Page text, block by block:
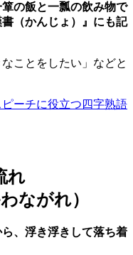
の飯と一瓢の飲み物で
（かんじょ）』にも記
ことをしたい」などと
ピーチに役立つ四字熟語
れ
ながれ）
、浮き浮きして落ち着